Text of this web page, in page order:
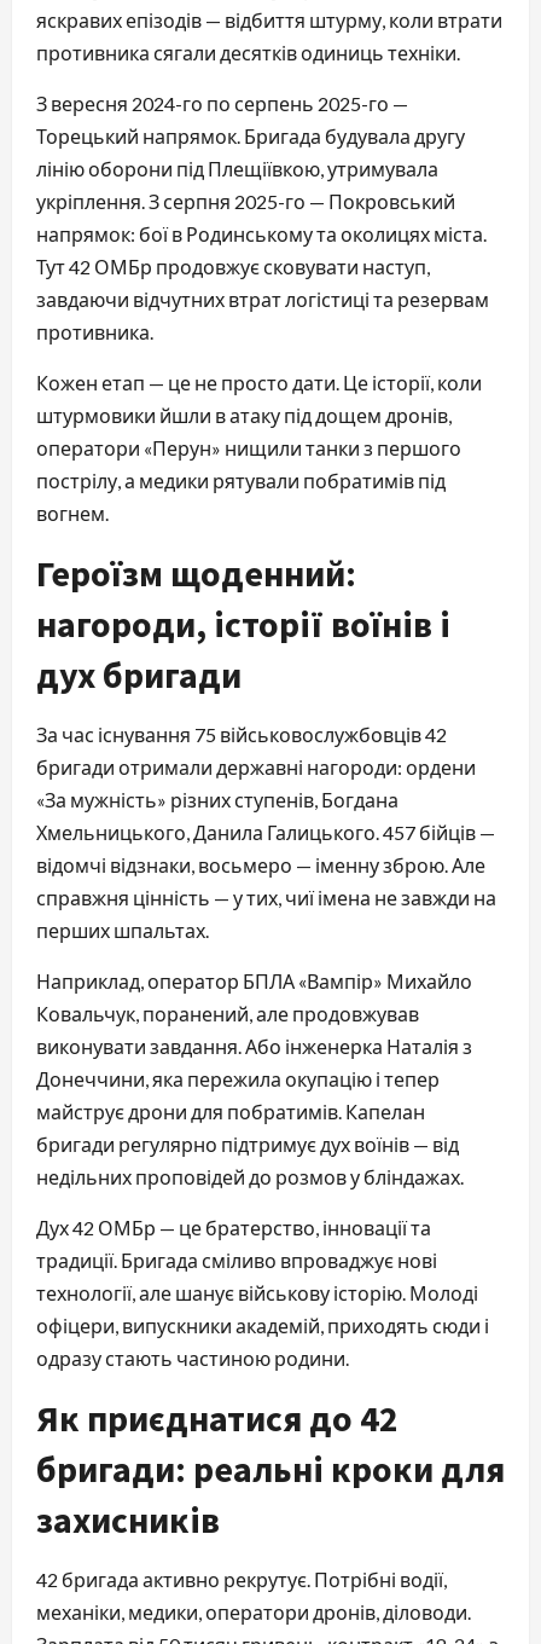
яскравих епізодів — відбиття штурму, коли втрати
противника сягали десятків одиниць техніки.
З вересня 2024-го по серпень 2025-го —
Торецький напрямок. Бригада будувала другу
лінію оборони під Плещіївкою, утримувала
укріплення. З серпня 2025-го — Покровський
напрямок: бої в Родинському та околицях міста.
Тут 42 ОМБр продовжує сковувати наступ,
завдаючи відчутних втрат логістиці та резервам
противника.
Кожен етап — це не просто дати. Це історії, коли
штурмовики йшли в атаку під дощем дронів,
оператори «Перун» нищили танки з першого
пострілу, а медики рятували побратимів під
вогнем.
Героїзм щоденний:
нагороди, історії воїнів і
дух бригади
За час існування 75 військовослужбовців 42
бригади отримали державні нагороди: ордени
«За мужність» різних ступенів, Богдана
Хмельницького, Данила Галицького. 457 бійців —
відомчі відзнаки, восьмеро — іменну зброю. Але
справжня цінність — у тих, чиї імена не завжди на
перших шпальтах.
Наприклад, оператор БПЛА «Вампір» Михайло
Ковальчук, поранений, але продовжував
виконувати завдання. Або інженерка Наталія з
Донеччини, яка пережила окупацію і тепер
майструє дрони для побратимів. Капелан
бригади регулярно підтримує дух воїнів — від
недільних проповідей до розмов у бліндажах.
Дух 42 ОМБр — це братерство, інновації та
традиції. Бригада сміливо впроваджує нові
технології, але шанує військову історію. Молоді
офіцери, випускники академій, приходять сюди і
одразу стають частиною родини.
Як приєднатися до 42
бригади: реальні кроки для
захисників
42 бригада активно рекрутує. Потрібні водії,
механіки, медики, оператори дронів, діловоди.